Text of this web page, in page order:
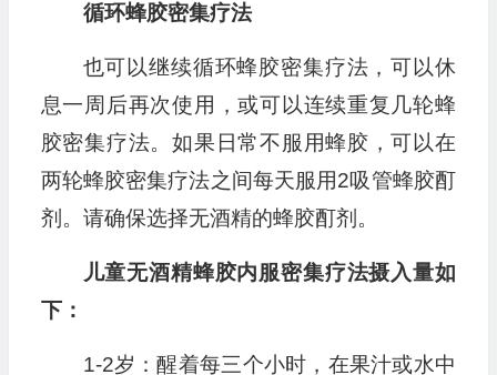
循环蜂胶密集疗法
也可以继续循环蜂胶密集疗法，可以休
息一周后再次使用，或可以连续重复几轮蜂
胶密集疗法。如果日常不服用蜂胶，可以在
两轮蜂胶密集疗法之间每天服用2吸管蜂胶酊
剂。请确保选择无酒精的蜂胶酊剂。
儿童无酒精蜂胶内服密集疗法摄入量如
下：
1-2岁：醒着每三个小时，在果汁或水中